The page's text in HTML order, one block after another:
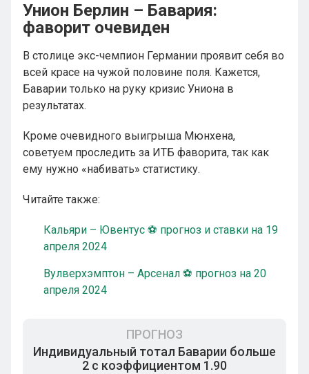
Унион Берлин – Бавария:
фаворит очевиден
В столице экс-чемпион Германии проявит себя во
всей красе на чужой половине поля. Кажется,
Баварии только на руку кризис Униона в
результатах.
Кроме очевидного выигрыша Мюнхена,
советуем проследить за ИТБ фаворита, так как
ему нужно «набивать» статистику.
Читайте также:
Кальяри – Ювентус ⚽ прогноз и ставки на 19
апреля 2024
Вулверхэмптон – Арсенал ⚽ прогноз на 20
апреля 2024
ПРОГНОЗ
Индивидуальный тотал Баварии больше
2 с коэффициентом 1.90